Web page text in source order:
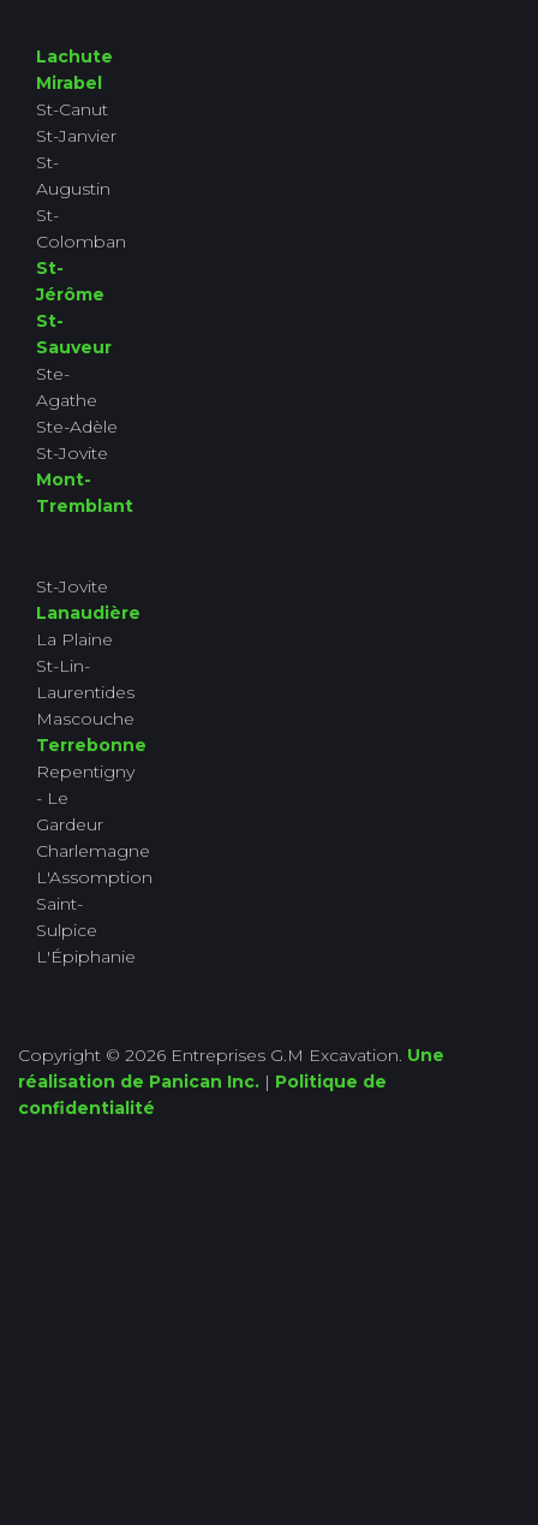
Lachute
Mirabel
St-Canut
St-Janvier
St-
Augustin
St-
Colomban
St-
Jérôme
St-
Sauveur
Ste-
Agathe
Ste-Adèle
St-Jovite
Mont-
Tremblant
St-Jovite
Lanaudière
La Plaine
St-Lin-
Laurentides
Mascouche
Terrebonne
Repentigny
- Le
Gardeur
Charlemagne
L'Assomption
Saint-
Sulpice
L'Épiphanie
Copyright © 2026 Entreprises G.M Excavation. Une
réalisation de Panican Inc. | Politique de
confidentialité